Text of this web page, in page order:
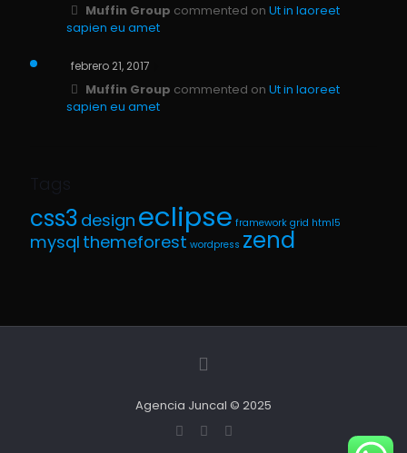
Muffin Group commented onUt in laoreet
sapien eu amet
febrero 21, 2017
Muffin Group commented onUt in laoreet
sapien eu amet
Tags
css3 design eclipse framework grid html5
mysql themeforest wordpress zend
Agencia Juncal © 2025